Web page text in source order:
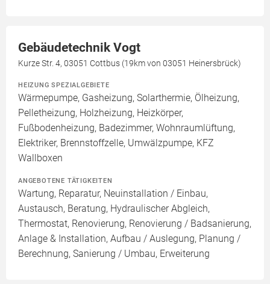
Gebäudetechnik Vogt
Kurze Str. 4, 03051 Cottbus (19km von 03051 Heinersbrück)
HEIZUNG SPEZIALGEBIETE
Wärmepumpe, Gasheizung, Solarthermie, Ölheizung,
Pelletheizung, Holzheizung, Heizkörper,
Fußbodenheizung, Badezimmer, Wohnraumlüftung,
Elektriker, Brennstoffzelle, Umwälzpumpe, KFZ
Wallboxen
ANGEBOTENE TÄTIGKEITEN
Wartung, Reparatur, Neuinstallation / Einbau,
Austausch, Beratung, Hydraulischer Abgleich,
Thermostat, Renovierung, Renovierung / Badsanierung,
Anlage & Installation, Aufbau / Auslegung, Planung /
Berechnung, Sanierung / Umbau, Erweiterung